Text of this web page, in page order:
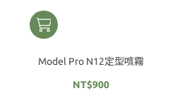
Model Pro N12定型噴霧
NT$900